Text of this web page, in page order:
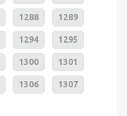
1288 1289
1294 1295
1300 1301
1306 1307